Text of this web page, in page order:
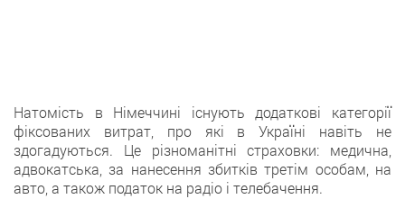
Натомість в Німеччині існують додаткові категорії
фіксованих витрат, про які в Україні навіть не
здогадуються. Це різноманітні страховки: медична,
адвокатська, за нанесення збитків третім особам, на
авто, а також податок на радіо і телебачення.